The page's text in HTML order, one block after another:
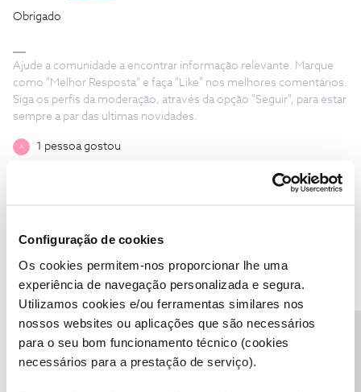
Configuração de cookies
Os cookies permitem-nos proporcionar lhe uma
experiência de navegação personalizada e segura.
Utilizamos cookies e/ou ferramentas similares nos
nossos websites ou aplicações que são necessários
para o seu bom funcionamento técnico (cookies
necessários para a prestação de serviço).
Obrigado
Ajude a comunidade a encontrar informação relevante. Marque
como "Melhor Resposta" e faça "Like" nos melhores comentários.
Siga os perfis da moderação, através da opção "Seguir", para estar
sempre a par das ultimas novidades.
A 1 pessoa gostou
A Alex123 AUTOR
Mas existe a possibilidade de recepcionar amanha?
Obrigada desde ja pela a rapida resposta.